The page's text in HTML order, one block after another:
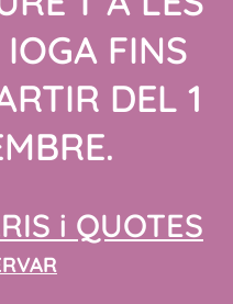
FINS
DEL 1
i QUOTES